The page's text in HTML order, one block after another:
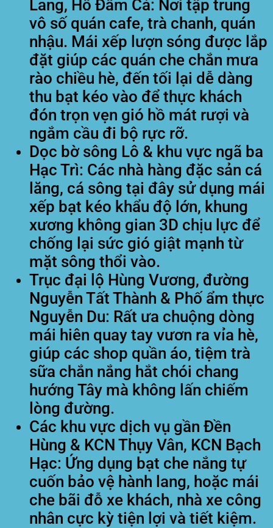
Lang, Hồ Đầm Cả: Nơi tập trung
vô số quán cafe, trà chanh, quán
nhậu. Mái xếp lượn sóng được lắp
đặt giúp các quán che chắn mưa
rào chiều hè, đến tối lại dễ dàng
thu bạt kéo vào để thực khách
đón trọn vẹn gió hồ mát rượi và
ngắm cầu đi bộ rực rỡ.
Dọc bờ sông Lô & khu vực ngã ba
Hạc Trì: Các nhà hàng đặc sản cá
lăng, cá sông tại đây sử dụng mái
xếp bạt kéo khẩu độ lớn, khung
xương không gian 3D chịu lực để
chống lại sức gió giật mạnh từ
mặt sông thổi vào.
Trục đại lộ Hùng Vương, đường
Nguyễn Tất Thành & Phố ẩm thực
Nguyễn Du: Rất ưa chuộng dòng
mái hiên quay tay vươn ra vỉa hè,
giúp các shop quần áo, tiệm trà
sữa chắn nắng hắt chói chang
hướng Tây mà không lấn chiếm
lòng đường.
Các khu vực dịch vụ gần Đền
Hùng & KCN Thụy Vân, KCN Bạch
Hạc: Ứng dụng bạt che nắng tự
cuốn bảo vệ hành lang, hoặc mái
che bãi đỗ xe khách, nhà xe công
nhân cực kỳ tiện lợi và tiết kiệm.